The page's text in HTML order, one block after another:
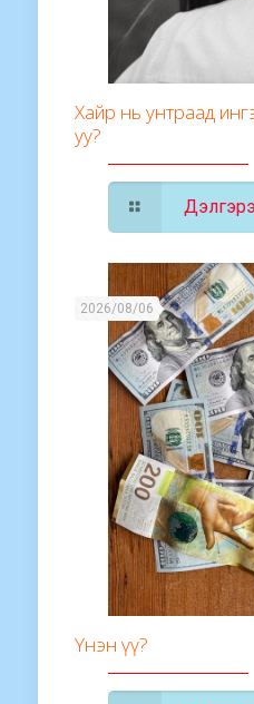
Хайр нь унтраад
уу?
2026/08/06
Үнэн үү?